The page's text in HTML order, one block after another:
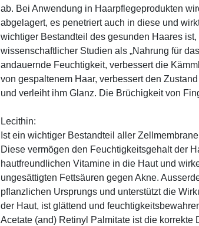
ab. Bei Anwendung in Haarpflegeprodukten
abgelagert, es penetriert auch in diese und
wichtiger Bestandteil des gesunden Haares
wissenschaftlicher Studien als „Nahrung für
andauernde Feuchtigkeit, verbessert die
von gespaltenem Haar, verbessert den
und verleiht ihm Glanz. Die Brüchigkeit von
Lecithin:
Ist ein wichtiger Bestandteil aller
Diese vermögen den Feuchtigkeitsgehalt der
hautfreundlichen Vitamine in die Haut und
ungesättigten Fettsäuren gegen Akne.
pflanzlichen Ursprungs und unterstützt die
der Haut, ist glättend und
Acetate (and) Retinyl Palmitate ist die korrekte